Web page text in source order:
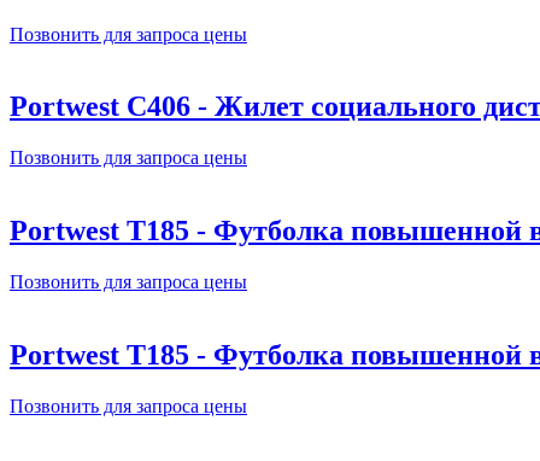
Позвонить для запроса цены
Portwest C406 - Жилет социального
Позвонить для запроса цены
Portwest T185 - Футболка повышенной
Позвонить для запроса цены
Portwest T185 - Футболка повышенной
Позвонить для запроса цены